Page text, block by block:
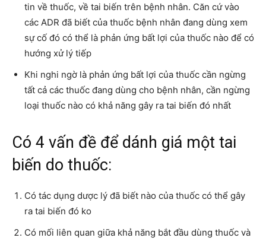
tin về thuốc, về tai biến trên bệnh nhân. Căn cứ vào
các ADR đã biết của thuốc bệnh nhân đang dùng xem
sự cố đó có thể là phản ứng bất lợi của thuốc nào để có
hướng xử lý tiếp
Khi nghi ngờ là phản ứng bất lợi của thuốc cần ngừng
tất cả các thuốc đang dùng cho bệnh nhân, cần ngừng
loại thuốc nào có khả năng gây ra tai biến đó nhất
Có 4 vấn đề để dánh giá một tai
biến do thuốc:
Có tác dụng dược lý đã biết nào của thuốc có thể gây
ra tai biến đó ko
Có mối liên quan giữa khả năng bắt đầu dùng thuốc và